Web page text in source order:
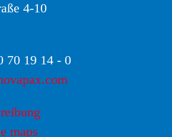
4-10
70 19 14 - 0
maps